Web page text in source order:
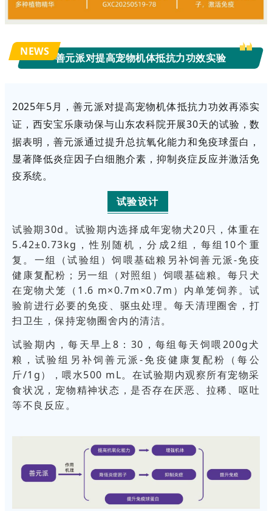
NEWS
善元派对提高宠物机体抵抗力功效实验
2025年5月，善元派对提高宠物机体抵抗力功效再添实
证，西安宝乐康动保与山东农科院开展30天的试验，数
据表明，善元派通过提升总抗氧化能力和免疫球蛋白，
显著降低炎症因子白细胞介素，抑制炎症反应并激活免
疫系统。
试验设计
试验期30d。试验期内选择成年宠物犬20只，体重在
5.42±0.73kg，性别随机，分成2组，每组10个重
复。一组（试验组）饲喂基础粮另补饲善元派-免疫
健康复配粉；另一组（对照组）饲喂基础粮。每只犬
在宠物犬笼（1.6 m×0.7m×0.7m）内单笼饲养。试
验前进行必要的免疫、驱虫处理。每天清理圈舍，打
扫卫生，保持宠物圈舍内的清洁。
试验期内，每天早上8：30，每组每天饲喂200g犬
粮，试验组另补饲善元派-免疫健康复配粉（每公
斤/1g），喂水500 mL。在试验期内观察所有宠物采
食状况，宠物精神状态，是否存在厌恶、拉稀、呕吐
等不良反应。